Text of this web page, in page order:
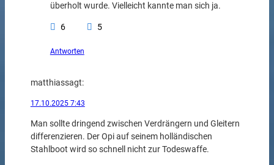
überholt wurde. Vielleicht kannte man sich ja.
6 5
Antworten
matthiassagt:
17.10.2025 7:43
Man sollte dringend zwischen Verdrängern und Gleitern
differenzieren. Der Opi auf seinem holländischen
Stahlboot wird so schnell nicht zur Todeswaffe.